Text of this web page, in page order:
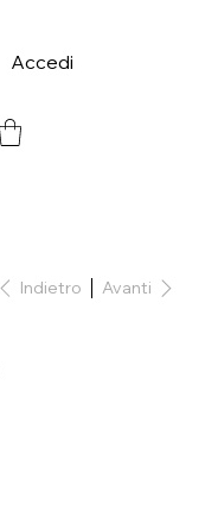
Accedi
Indietro Avanti